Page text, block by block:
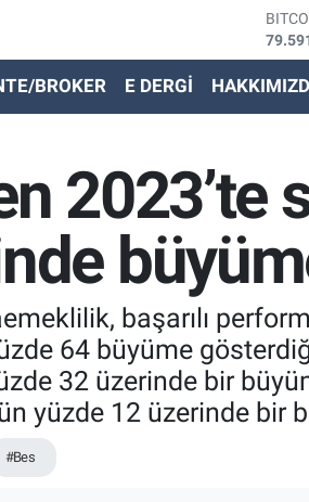
EURO
BROKER E DERGİ
2023’te
başarılı
64 büyüme
32 üzerinde bir
yüzde 12 üzerinde bir
#Bes